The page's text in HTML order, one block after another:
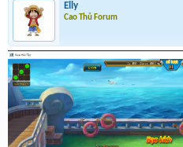
đàn
2. Quy Định
- Chấp nhận tối đa 2 tài khoản
- Không chấp nhận một tài
tài khoản diễn đàn.
3. Phần thưởng
-200 code cho 200 người tham
1 giải đặc biệt cho người
nhất 2kv/1 giải cho 3 người
Elly
Cao Thủ Forum